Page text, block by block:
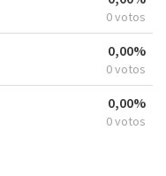
0 votos
0,00%
0 votos
0,00%
0 votos